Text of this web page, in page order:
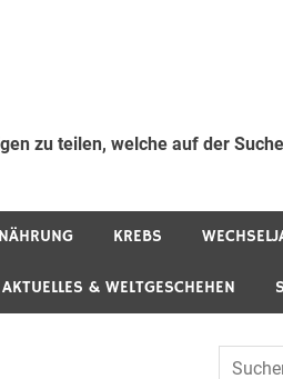
zu teilen, welche auf der
KREBS
AKTUELLES & WELTGESCHEHEN